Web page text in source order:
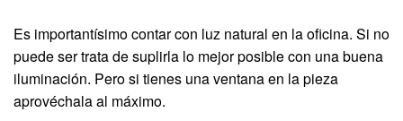
Es importantísimo contar con luz natural en la oficina. Si no
puede ser trata de suplirla lo mejor posible con una buena
iluminación. Pero si tienes una ventana en la pieza
aprovéchala al máximo.